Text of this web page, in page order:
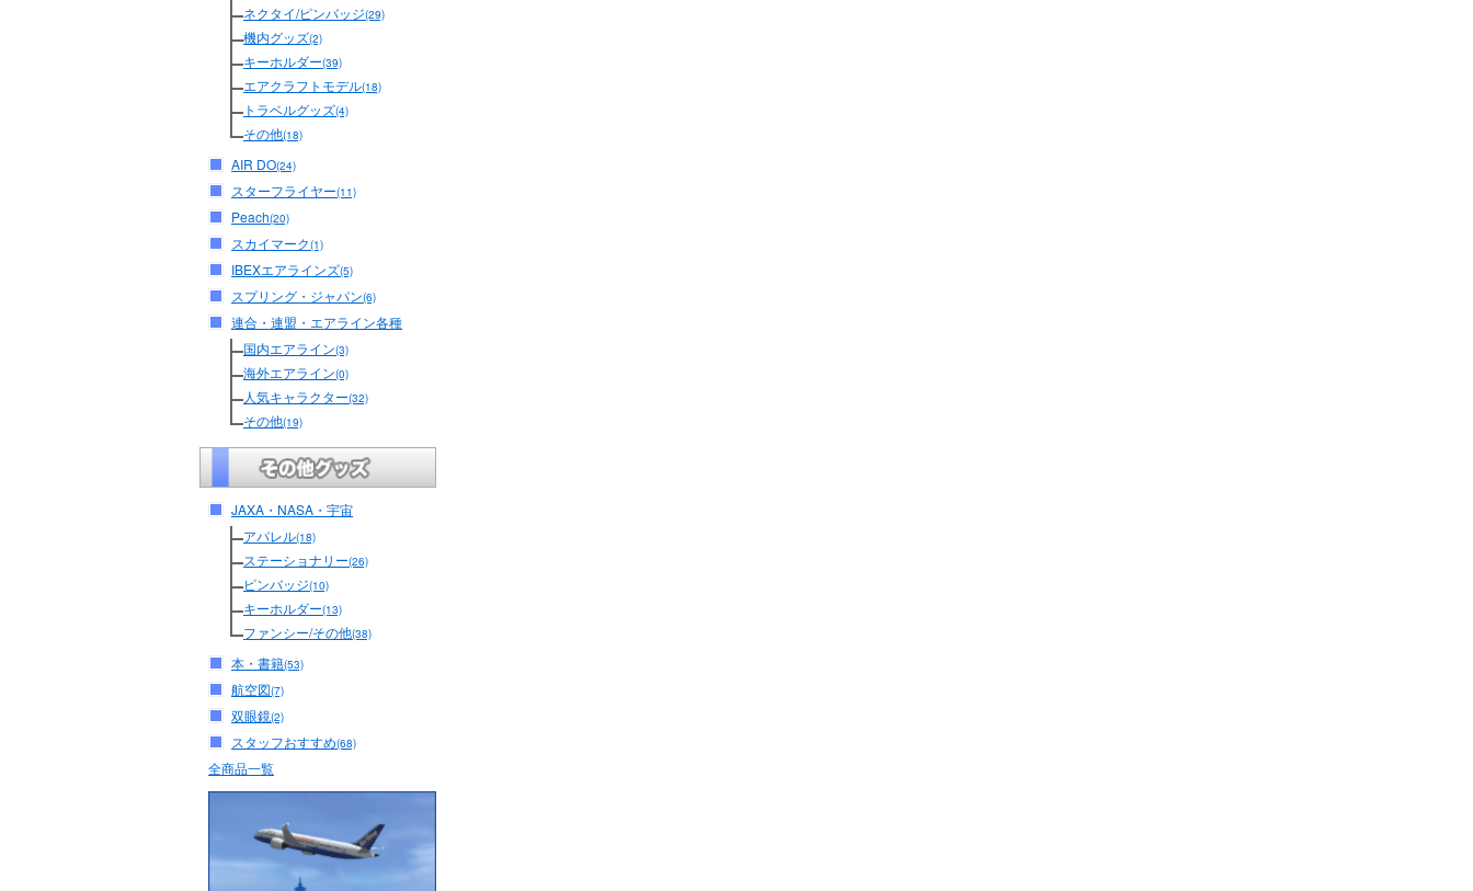
ネクタイ/ピンバッジ(29)
機内グッズ(2)
キーホルダー(39)
エアクラフトモデル(18)
トラベルグッズ(4)
その他(18)
AIR DO(24)
スターフライヤー(11)
Peach(20)
スカイマーク(1)
IBEXエアラインズ(5)
スプリング・ジャパン(6)
連合・連盟・エアライン各種
国内エアライン(3)
海外エアライン(0)
人気キャラクター(32)
その他(19)
JAXA・NASA・宇宙
アパレル(18)
ステーショナリー(26)
ピンバッジ(10)
キーホルダー(13)
ファンシー/その他(38)
本・書籍(53)
航空図(7)
双眼鏡(2)
スタッフおすすめ(68)
全商品一覧